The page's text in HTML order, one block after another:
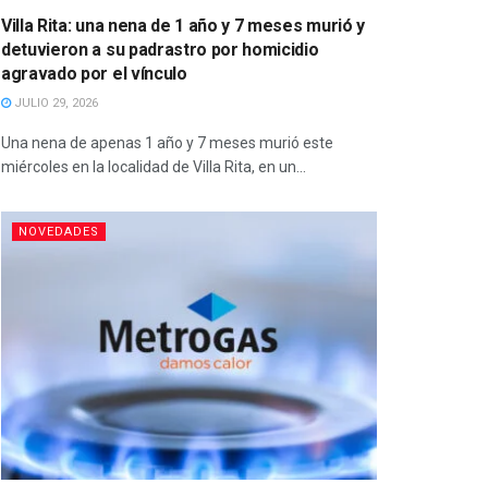
Villa Rita: una nena de 1 año y 7 meses murió y
detuvieron a su padrastro por homicidio
agravado por el vínculo
JULIO 29, 2026
Una nena de apenas 1 año y 7 meses murió este
miércoles en la localidad de Villa Rita, en un...
NOVEDADES